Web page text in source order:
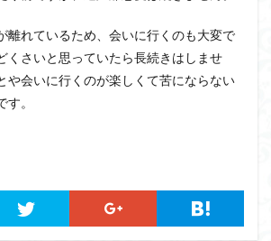
離れているため、会いに行くのも大変で
くさいと思っていたら長続きはしませ
や会いに行くのが楽しくて苦にならない
。